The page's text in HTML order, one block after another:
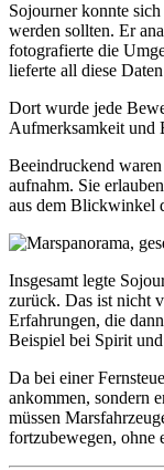
Sojourner konnte
werden sollten. Er
fotografierte die
lieferte all diese
Dort wurde jede
Aufmerksamkeit und
Beeindruckend
aufnahm. Sie
aus dem Blickwinkel
Insgesamt legte
zurück. Das ist nicht
Erfahrungen, die
Beispiel bei Spirit
Da bei einer
ankommen, sondern
müssen
fortzubewegen, ohne